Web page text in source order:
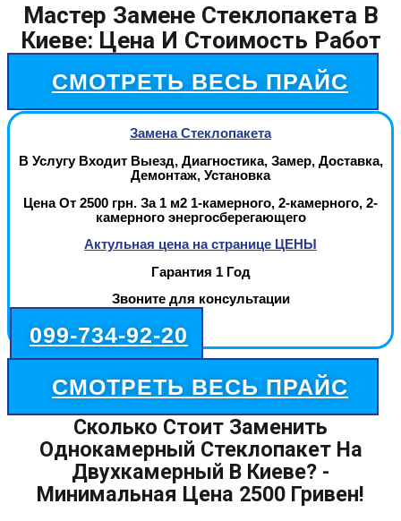
Мастер Замене Стеклопакета В
Киеве: Цена И Стоимость Работ
СМОТРЕТЬ ВЕСЬ ПРАЙС
Замена Стеклопакета
В Услугу Входит Выезд, Диагностика, Замер, Доставка,
Демонтаж, Установка
Цена От 2500 грн. За 1 м2 1-камерного, 2-камерного, 2-
камерного энергосберегающего
Актульная цена на странице ЦЕНЫ
Гарантия 1 Год
Звоните для консультации
099-734-92-20
СМОТРЕТЬ ВЕСЬ ПРАЙС
Сколько Стоит Заменить
Однокамерный Стеклопакет На
Двухкамерный В Киеве? -
Минимальная Цена 2500 Гривен!